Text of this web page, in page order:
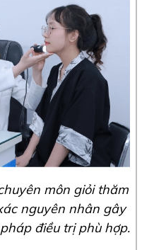
môn giỏi thăm
nguyên nhân gây
điều trị phù hợp.